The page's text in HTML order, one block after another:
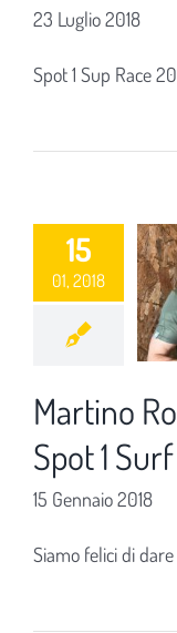
23 Luglio 2018
Spot 1 Sup Race
15
01, 2018
Martino
Spot 1
15 Gennaio 2018
Siamo felici di